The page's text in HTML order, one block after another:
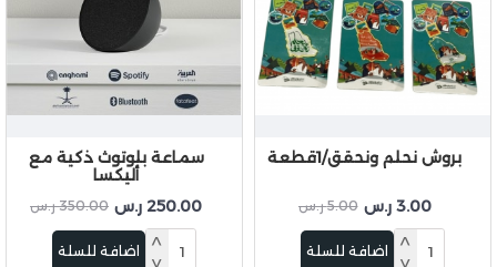
بروش نحلم ونحقق/1قطعة
3.00 ر.س 5.00 ر.س
اضافة للسلة
سماعة بلوتوث ذكية مع
أليكسا
250.00 ر.س
350.00 ر.س
اضافة للسلة